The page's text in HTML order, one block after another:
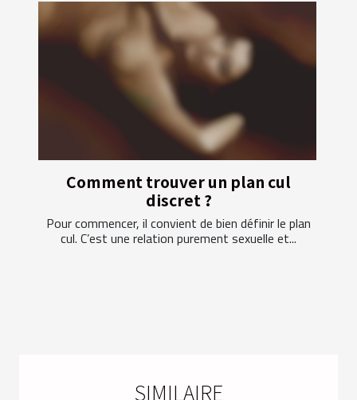
Comment trouver un plan cul
discret ?
Pour commencer, il convient de bien définir le plan
cul. C’est une relation purement sexuelle et...
SIMILAIRE